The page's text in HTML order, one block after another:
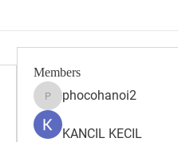
Members
phocohanoi2
phocohanoi2
KANCIL KECIL